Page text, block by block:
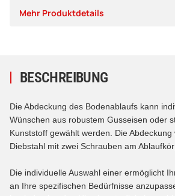
Mehr Produktdetails
BESCHREIBUNG
Die Abdeckung des Bodenablaufs kann
Wünschen aus robustem Gusseisen oder
Kunststoff gewählt werden. Die
Diebstahl mit zwei Schrauben am
Die individuelle Auswahl einer ermöglicht
an Ihre spezifischen Bedürfnisse